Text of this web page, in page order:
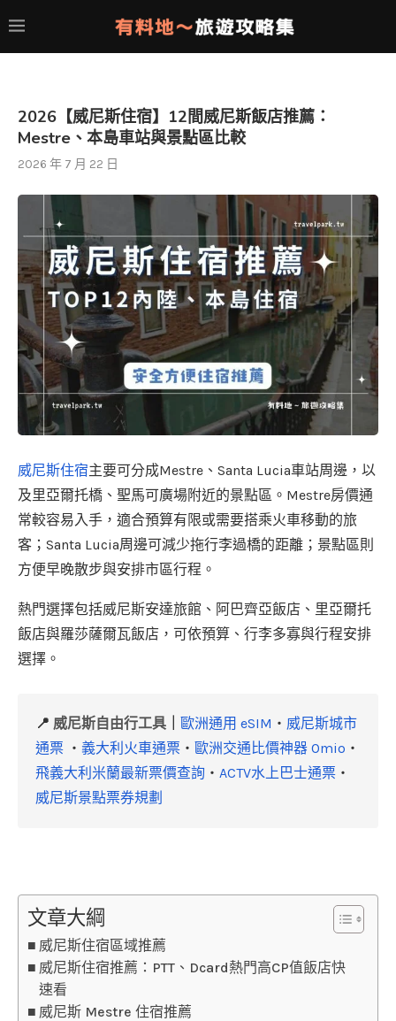
2026【威尼斯住宿】12間威尼斯飯店推薦：
Mestre、本島車站與景點區比較
2026 年 7 月 22 日
威尼斯住宿主要可分成Mestre、Santa Lucia車站周邊，以
及里亞爾托橋、聖馬可廣場附近的景點區。Mestre房價通
常較容易入手，適合預算有限或需要搭乘火車移動的旅
客；Santa Lucia周邊可減少拖行李過橋的距離；景點區則
方便早晚散步與安排市區行程。
熱門選擇包括威尼斯安達旅館、阿巴齊亞飯店、里亞爾托
飯店與羅莎薩爾瓦飯店，可依預算、行李多寡與行程安排
選擇。
📍 威尼斯自由行工具 歐洲通用 eSIM ・ 威尼斯城市
通票 ・ 義大利火車通票 ・ 歐洲交通比價神器 Omio ・
飛義大利米蘭最新票價查詢 ・ ACTV水上巴士通票 ・
威尼斯景點票券規劃
文章大綱
威尼斯住宿區域推薦
威尼斯住宿推薦：PTT、Dcard熱門高CP值飯店快
速看
威尼斯 Mestre 住宿推薦